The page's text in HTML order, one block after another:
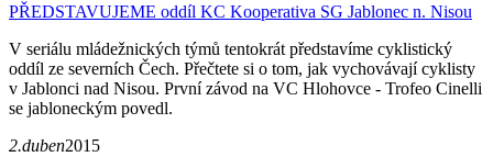
PŘEDSTAVUJEME oddíl KC Kooperativa SG Jablonec n. Nisou
V seriálu mládežnických týmů tentokrát představíme cyklistický
oddíl ze severních Čech. Přečtete si o tom, jak vychovávají cyklisty
v Jablonci nad Nisou. První závod na VC Hlohovce - Trofeo Cinelli
se jabloneckým povedl.
2.duben2015